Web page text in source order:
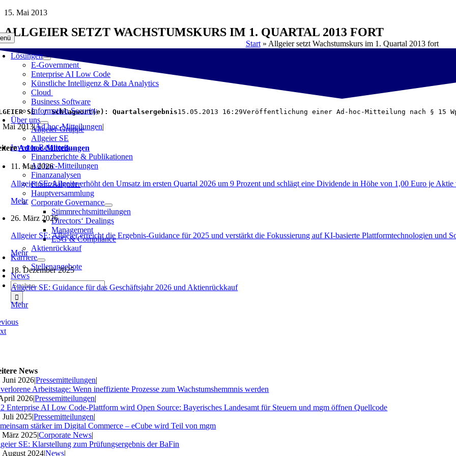
Zum
springen
Lösungen
E-Government
Enterprise AI Low Code
Künstliche Intelligenz & Data Analytics
Cloud
Business Software
Information Security
Über uns
Allgeier-Gruppe
Allgeier SE
Investor Relations
Finanzberichte & Publikationen
Ad hoc-Mitteilungen
Finanzanalysen
Finanzkalender
Hauptversammlung
Corporate Governance
Stimmrechtsmitteilungen
Directors‘ Dealings
Management
ESG & Compliance
Aktienrückkauf
Karriere
Stellenangebote
News
Suche
nach:
15. Mai 2013
ALLGEIER SETZT WACHSTUMSKURS IM 1. QUARTAL 2013 FORT
Start» Allgeier setzt Wachstumskurs im 1. Quartal 2013 fort
SE  / Schlagwort(e): Quartalsergebnis15.05.2013 16:29Veröffentlichung einer Ad-hoc-Mitteilung nach §
Mai 2013|Ad hoc-Mitteilungen|
Ad hoc-Mitteilungen
11. Mai 2026
Allgeier SE: Allgeier erhöht den Umsatz im ersten Quartal 2026 um 9 Prozent und schlägt eine Dividende in Höhe von 1,00 Euro je Aktie
Mehr
26. März 2026
Allgeier SE: Allgeier erreicht die Ergebnis-Guidance für 2025 und verstärkt die Fokussierung auf KI‑basierte Plattformtechnologien und
Mehr
18. Dezember 2025
Allgeier SE: Guidance für das Geschäftsjahr 2026 und Aktienrückkauf
Mehr
News
Juni 2026|Pressemitteilungen|
Arbeitstage: Wenn ineffiziente Prozesse zum Wachstumshemmnis werden
2026|Pressemitteilungen|
Enterprise AI Low Code-Plattform wird Open Source: Bayerisches Landesamt für Steuern und mgm öffnen Quellcode
Juli 2025|Pressemitteilungen|
stärker im Digital Commerce – eCube wird Teil von mgm
März 2025|Corporate News|
SE: Klarstellung zum Prüfungsergebnis der BaFin
August 2024|News|